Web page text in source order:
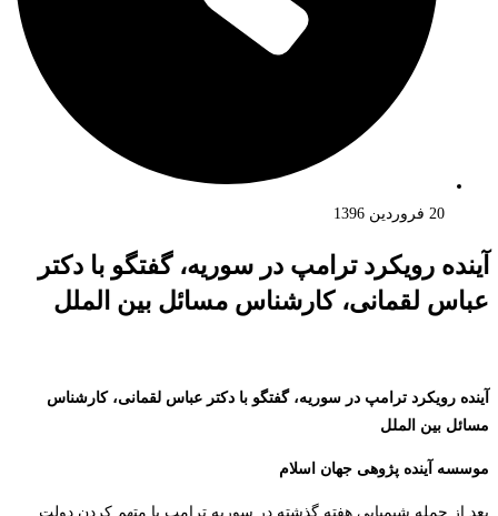
20 فروردین 1396
آینده رویکرد ترامپ در سوریه، گفتگو با دکتر
عباس لقمانی، کارشناس مسائل بین الملل
آینده رویکرد ترامپ در سوریه، گفتگو با دکتر عباس لقمانی،کارشناس
مسائل بین الملل
موسسه آینده پژوهی جهان اسلام
بعد از حمله شیمیایی هفته گذشته در سوریه ترامپ با متهم کردن دولت